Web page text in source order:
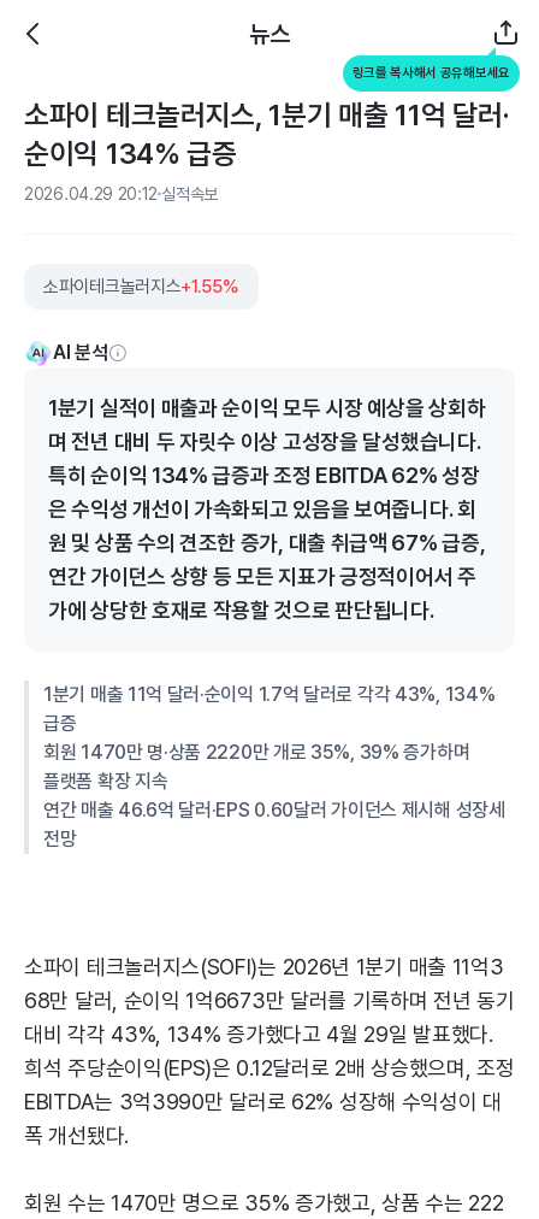
뉴스
링크를 복사해서 공유해보세요
소파이 테크놀러지스, 1분기 매출 11억 달러·
순이익 134% 급증
2026.04.29 20:12 실적속보
소파이테크놀러지스+1.55%
AI 분석
1분기 실적이 매출과 순이익 모두 시장 예상을 상회하
며 전년 대비 두 자릿수 이상 고성장을 달성했습니다.
특히 순이익 134% 급증과 조정 EBITDA 62% 성장
은 수익성 개선이 가속화되고 있음을 보여줍니다. 회
원 및 상품 수의 견조한 증가, 대출 취급액 67% 급증,
연간 가이던스 상향 등 모든 지표가 긍정적이어서 주
가에 상당한 호재로 작용할 것으로 판단됩니다.
1분기 매출 11억 달러·순이익 1.7억 달러로 각각 43%, 134%
급증
회원 1470만 명·상품 2220만 개로 35%, 39% 증가하며
플랫폼 확장 지속
연간 매출 46.6억 달러·EPS 0.60달러 가이던스 제시해 성장세
전망
소파이 테크놀러지스(SOFI)는 2026년 1분기 매출 11억3
68만 달러, 순이익 1억6673만 달러를 기록하며 전년 동기
대비 각각 43%, 134% 증가했다고 4월 29일 발표했다.
희석 주당순이익(EPS)은 0.12달러로 2배 상승했으며, 조정
EBITDA는 3억3990만 달러로 62% 성장해 수익성이 대
폭 개선됐다.
회원 수는 1470만 명으로 35% 증가했고, 상품 수는 222